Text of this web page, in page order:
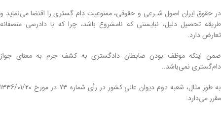
در حقوق ایران اصول شـرعی و حقوقی، ممنوعیت دام گستری را اقتضا می‌نماید و
طریقه تحصیل دلیل، نبایستی که نامشروع باشد، چرا که با دادرسی منصفانه
تعارض دارد.
ضمن اینکه موظف بودن ضابطان دادگستری به کشف جرم به معنای جواز
دام‌گستری نمی‌باشد..
به طور مثال، شعبه دوم دیوان عالی کشور در رأی شماره 73 در مورخ 1336/01/20
مقرر می‌دارد: